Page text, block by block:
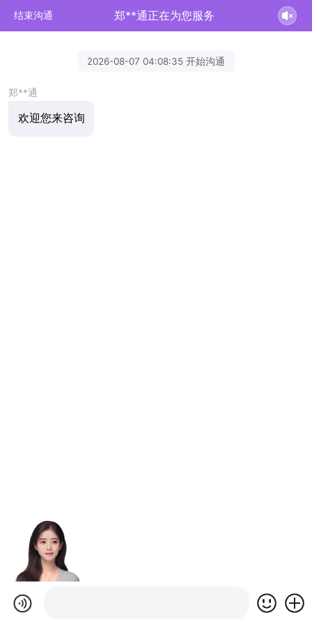
结束沟通 郑**通正在为您服务
2026-08-07 04:08:35 开始沟通
郑**通
欢迎您来咨询